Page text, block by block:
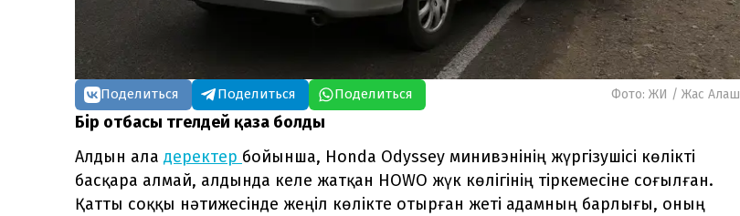
Поделиться Поделиться Поделиться Фото: ЖИ / Жас Алаш
Бір отбасы түгелдей қаза болды
Алдын ала деректер бойынша, Honda Odyssey минивэнінің жүргізушісі көлікті
басқара алмай, алдында келе жатқан HOWO жүк көлігінің тіркемесіне соғылған.
Қатты соққы нәтижесінде жеңіл көлікте отырған жеті адамның барлығы, оның